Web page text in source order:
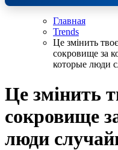
Главная
Trends
Це змінить
сокровище за
которые люди
Це змінить
сокровище
люди